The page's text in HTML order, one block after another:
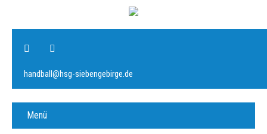
handball@hsg-siebengebirge.de
Menü